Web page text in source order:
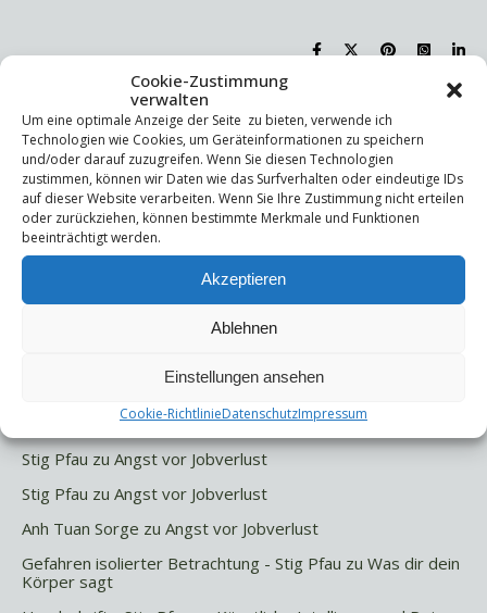
Cookie-Zustimmung
verwalten
Um eine optimale Anzeige der Seite zu bieten, verwende ich
Technologien wie Cookies, um Geräteinformationen zu speichern
und/oder darauf zuzugreifen. Wenn Sie diesen Technologien
zustimmen, können wir Daten wie das Surfverhalten oder eindeutige IDs
auf dieser Website verarbeiten. Wenn Sie Ihre Zustimmung nicht erteilen
oder zurückziehen, können bestimmte Merkmale und Funktionen
beeinträchtigt werden.
Akzeptieren
Ablehnen
Einstellungen ansehen
Cookie-RichtlinieDatenschutzImpressum
Suchen
Letzte Beiträge
Die Mentale Sicherheitsarchitektur
Wettbewerbsfähigkeit
Letzte Kommentare
Stig Pfau zu Angst vor Jobverlust
Stig Pfau zu Angst vor Jobverlust
Anh Tuan Sorge zu Angst vor Jobverlust
Gefahren isolierter Betrachtung - Stig Pfau zu Was dir dein
Körper sagt